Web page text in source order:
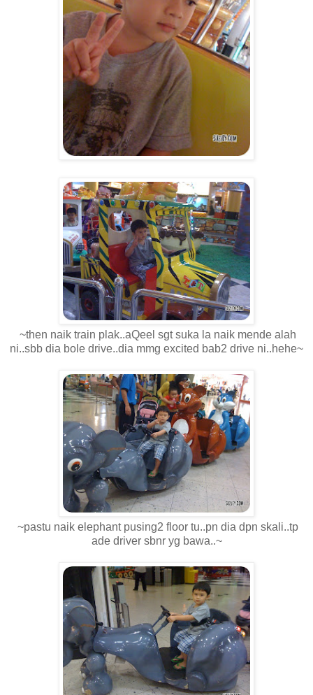
~then naik train plak..aQeel sgt suka la naik mende alah
ni..sbb dia bole drive..dia mmg excited bab2 drive ni..hehe~
~pastu naik elephant pusing2 floor tu..pn dia dpn skali..tp
ade driver sbnr yg bawa..~